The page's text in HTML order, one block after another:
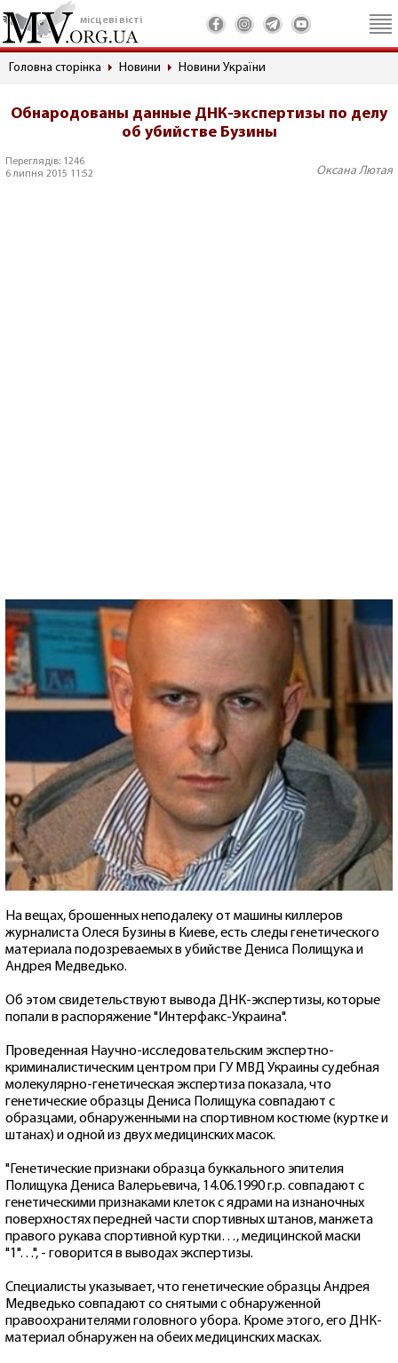
місцеві вісті
Головна сторінка Новини Новини України
Обнародованы данные ДНК-экспертизы по делу
об убийстве Бузины
Переглядів: 1246
6 липня 2015 11:52
Оксана Лютая
На вещах, брошенных неподалеку от машины киллеров
журналиста Олеся Бузины в Киеве, есть следы генетического
материала подозреваемых в убийстве Дениса Полищука и
Андрея Медведько.
Об этом свидетельствуют вывода ДНК-экспертизы, которые
попали в распоряжение "Интерфакс-Украина".
Проведенная Научно-исследовательским экспертно-
криминалистическим центром при ГУ МВД Украины судебная
молекулярно-генетическая экспертиза показала, что
генетические образцы Дениса Полищука совпадают с
образцами, обнаруженными на спортивном костюме (куртке и
штанах) и одной из двух медицинских масок.
"Генетические признаки образца буккального эпителия
Полищука Дениса Валерьевича, 14.06.1990 г.р. совпадают с
генетическими признаками клеток с ядрами на изнаночных
поверхностях передней части спортивных штанов, манжета
правого рукава спортивной куртки…, медицинской маски
"1"…", - говорится в выводах экспертизы.
Специалисты указывает, что генетические образцы Андрея
Медведько совпадают со снятыми с обнаруженной
правоохранителями головного убора. Кроме этого, его ДНК-
материал обнаружен на обеих медицинских масках.